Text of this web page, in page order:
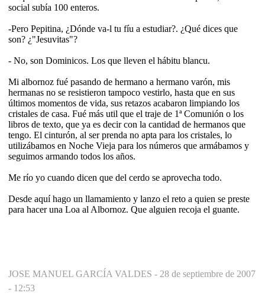
social subía 100 enteros.
-Pero Pepitina, ¿Dónde va-l tu fíu a estudiar?. ¿Qué dices que
son? ¿"Jesuvitas"?
- No, son Dominicos. Los que lleven el hábitu blancu.
Mi albornoz fué pasando de hermano a hermano varón, mis
hermanas no se resistieron tampoco vestirlo, hasta que en sus
últimos momentos de vida, sus retazos acabaron limpiando los
cristales de casa. Fué más util que el traje de 1ª Comunión o los
libros de texto, que ya es decir con la cantidad de hermanos que
tengo. El cinturón, al ser prenda no apta para los cristales, lo
utilizábamos en Noche Vieja para los números que armábamos y
seguimos armando todos los años.
Me río yo cuando dicen que del cerdo se aprovecha todo.
Desde aquí hago un llamamiento y lanzo el reto a quien se preste
para hacer una Loa al Albornoz. Que alguien recoja el guante.
JOSE MANUEL GARCÍA VALDES - 28 de septiembre de 2007
- 12:53